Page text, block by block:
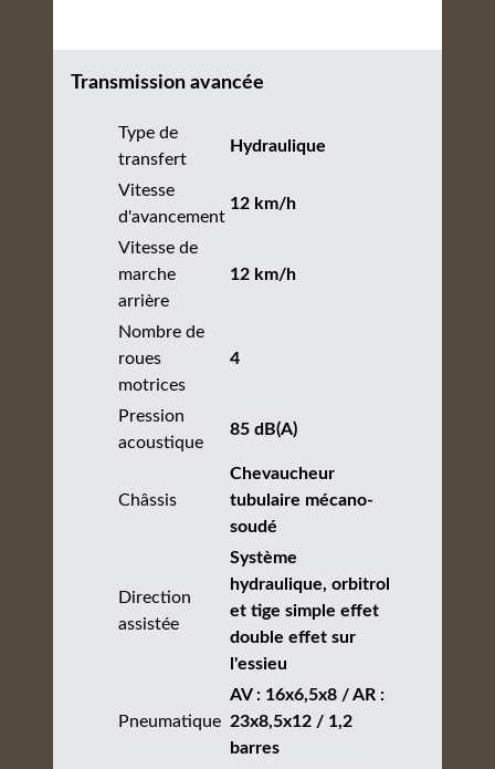
Transmission avancée
Type de
transfert
Hydraulique
Vitesse
d'avancement
12 km/h
Vitesse de
marche
arrière
12 km/h
Nombre de
roues
motrices
4
Pression
acoustique
85 dB(A)
Châssis
Chevaucheur
tubulaire mécano-
soudé
Direction
assistée
Système
hydraulique, orbitrol
et tige simple effet
double effet sur
l'essieu
Pneumatique
AV : 16x6,5x8 / AR :
23x8,5x12 / 1,2
barres